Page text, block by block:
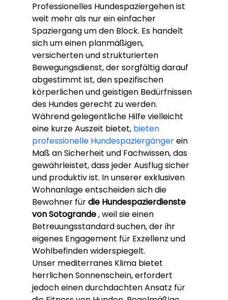
Professionelles Hundespaziergehen ist
weit mehr als nur ein einfacher
Spaziergang um den Block. Es handelt
sich um einen planmäßigen,
versicherten und strukturierten
Bewegungsdienst, der sorgfältig darauf
abgestimmt ist, den spezifischen
körperlichen und geistigen Bedürfnissen
des Hundes gerecht zu werden.
Während gelegentliche Hilfe vielleicht
eine kurze Auszeit bietet, bieten
professionelle Hundespaziergänger ein
Maß an Sicherheit und Fachwissen, das
gewährleistet, dass jeder Ausflug sicher
und produktiv ist. In unserer exklusiven
Wohnanlage entscheiden sich die
Bewohner für die Hundespazierdienste
von Sotogrande , weil sie einen
Betreuungsstandard suchen, der ihr
eigenes Engagement für Exzellenz und
Wohlbefinden widerspiegelt.
Unser mediterranes Klima bietet
herrlichen Sonnenschein, erfordert
jedoch einen durchdachten Ansatz für